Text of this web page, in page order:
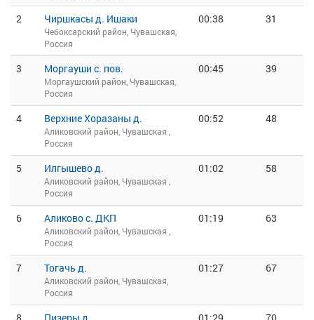
2 Чиршкасы д. Ишаки
Чебоксарский район, Чувашская,
Россия
00:38 31
3 Моргауши с. пов.
Моргаушский район, Чувашская,
Россия
00:45 39
4 Верхние Хоразаны д.
Аликовский район, Чувашская ,
Россия
00:52 48
5 Илгышево д.
Аликовский район, Чувашская ,
Россия
01:02 58
6 Аликово с. ДКП
Аликовский район, Чувашская ,
Россия
01:19 63
7 Тогачь д.
Аликовский район, Чувашская,
Россия
01:27 67